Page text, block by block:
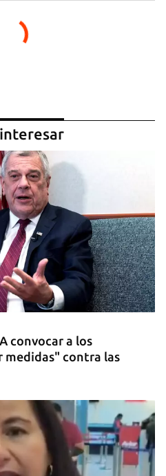
convocar a los
medidas" contra las